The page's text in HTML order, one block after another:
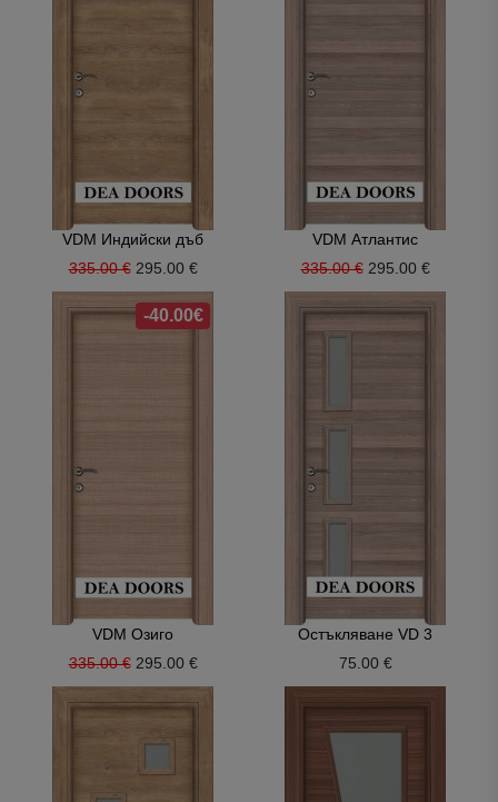
VDM Индийски дъб
335.00 € 295.00 €
VDM Атлантис
335.00 € 295.00 €
-40.00€
VDM Озиго
335.00 € 295.00 €
Остъкляване VD 3
75.00 €